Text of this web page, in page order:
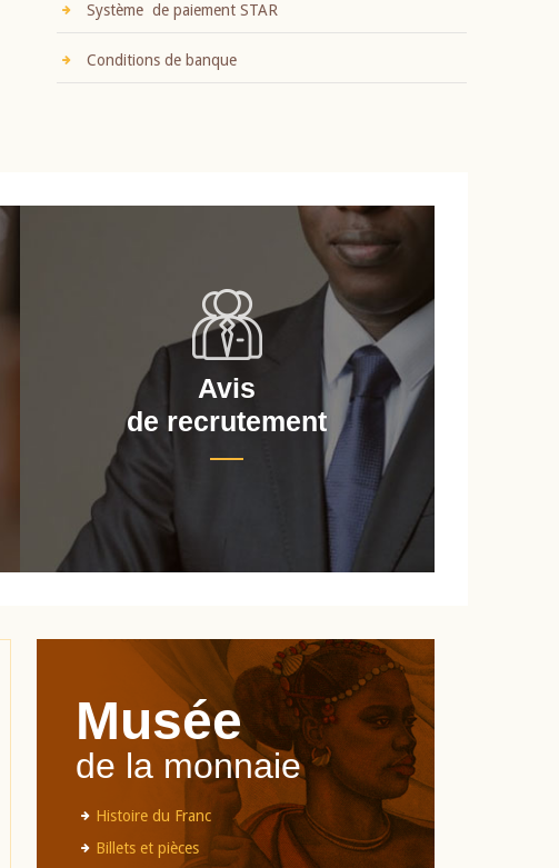
Système de paiement STAR
Conditions de banque
Avis
de recrutement
Musée
de la monnaie
Histoire du Franc
Billets et pièces